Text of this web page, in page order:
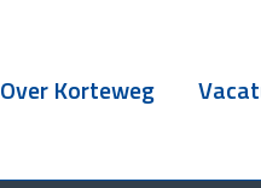
Over Korteweg